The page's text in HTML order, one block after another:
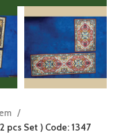
pcs Set ) Code: 1347